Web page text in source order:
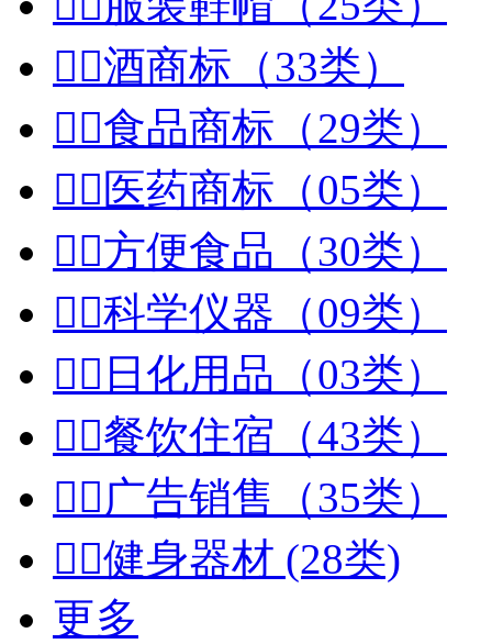
酒商标（33类）
食品商标（29类）
医药商标（05类）
方便食品（30类）
科学仪器（09类）
 日化用品（03类）
餐饮住宿（43类）
广告销售（35类）
健身器材 (28类)
更多